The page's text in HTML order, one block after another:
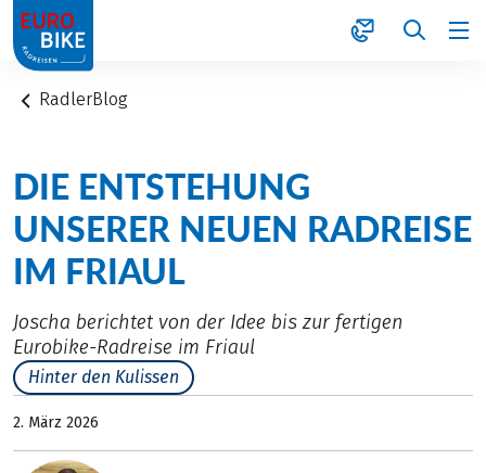
1
RadlerBlog
DIE ENTSTEHUNG
UNSERER NEUEN RADREISE
IM FRIAUL
Joscha berichtet von der Idee bis zur fertigen
Eurobike-Radreise im Friaul
Hinter den Kulissen
2. März 2026